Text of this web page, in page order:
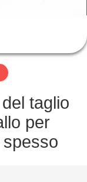
taglio
per